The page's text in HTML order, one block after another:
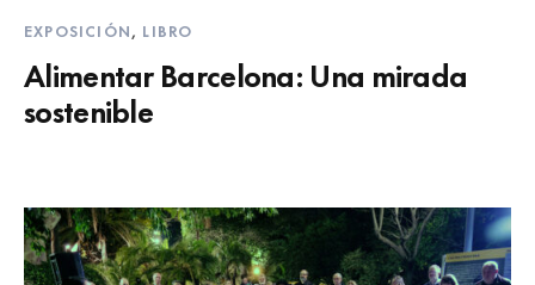
EXPOSICIÓN, LIBRO
Alimentar Barcelona: Una mirada
sostenible